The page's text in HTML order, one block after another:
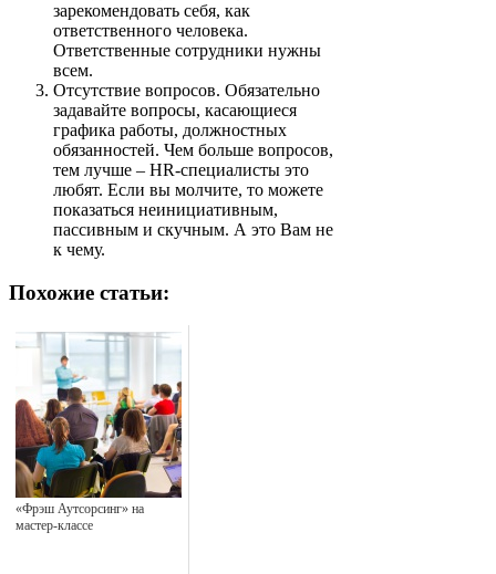
зарекомендовать себя, как
ответственного человека.
Ответственные сотрудники нужны
всем.
Отсутствие вопросов. Обязательно
задавайте вопросы, касающиеся
графика работы, должностных
обязанностей. Чем больше вопросов,
тем лучше – HR-специалисты это
любят. Если вы молчите, то можете
показаться неинициативным,
пассивным и скучным. А это Вам не
к чему.
Похожие статьи:
«Фрэш Аутсорсинг» на
мастер-классе